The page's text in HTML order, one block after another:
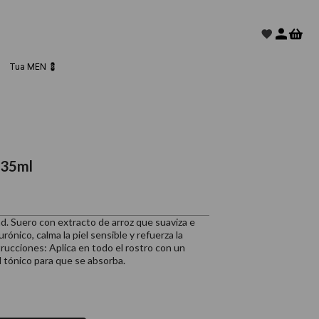
Tua MEN 💈
Suero con extracto de arroz que suaviza e
calma la piel sensible y refuerza la
Aplica en todo el rostro con un
para que se absorba.